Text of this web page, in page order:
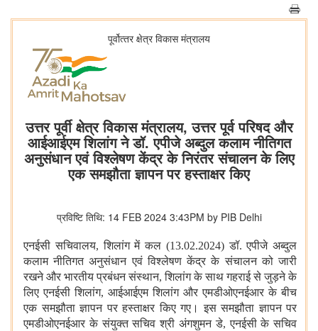
पूर्वोत्‍तर क्षेत्र विकास मंत्रालय
उत्तर पूर्वी क्षेत्र विकास मंत्रालय, उत्तर पूर्व परिषद और
आईआईएम शिलांग ने डॉ. एपीजे अब्दुल कलाम नीतिगत
अनुसंधान एवं विश्‍लेषण केंद्र के निरंतर संचालन के लिए
एक समझौता ज्ञापन पर हस्ताक्षर किए
प्रविष्टि तिथि: 14 FEB 2024 3:43PM by PIB Delhi
एनईसी सचिवालय,शिलांग में कल (13.02.2024) डॉ. एपीजे अब्दुल
कलाम नीतिगत अनुसंधान एवं विश्‍लेषण केंद्र के संचालन को जारी
रखने और भारतीय प्रबंधन संस्‍थान, शिलांग के साथ गहराई से जुड़ने के
लिए एनईसी शिलांग,आईआईएम शिलांग और एमडीओएनईआर के बीच
एक समझौता ज्ञापन पर हस्ताक्षर किए गए। इस समझौता ज्ञापन पर
एमडीओएनईआर के संयुक्त सचिव श्री अंगशुमन डे,एनईसी के सचिव